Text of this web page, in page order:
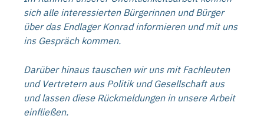
sich alle interessierten Bürgerinnen und Bürger
über das Endlager Konrad informieren und mit uns
ins Gespräch kommen.
Darüber hinaus tauschen wir uns mit Fachleuten
und Vertretern aus Politik und Gesellschaft aus
und lassen diese Rückmeldungen in unsere Arbeit
einfließen.